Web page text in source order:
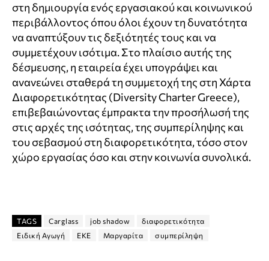
στη δημιουργία ενός εργασιακού και κοινωνικού
περιβάλλοντος όπου όλοι έχουν τη δυνατότητα
να αναπτύξουν τις δεξιότητές τους και να
συμμετέχουν ισότιμα. Στο πλαίσιο αυτής της
δέσμευσης, η εταιρεία έχει υπογράψει και
ανανεώνει σταθερά τη συμμετοχή της στη Χάρτα
Διαφορετικότητας (Diversity Charter Greece),
επιβεβαιώνοντας έμπρακτα την προσήλωσή της
στις αρχές της ισότητας, της συμπερίληψης και
του σεβασμού στη διαφορετικότητα, τόσο στον
χώρο εργασίας όσο και στην κοινωνία συνολικά.
TAGS Carglass job shadow
διαφορετικότητα
Ειδική Αγωγή
ΕΚΕ Μαργαρίτα συμπερίληψη